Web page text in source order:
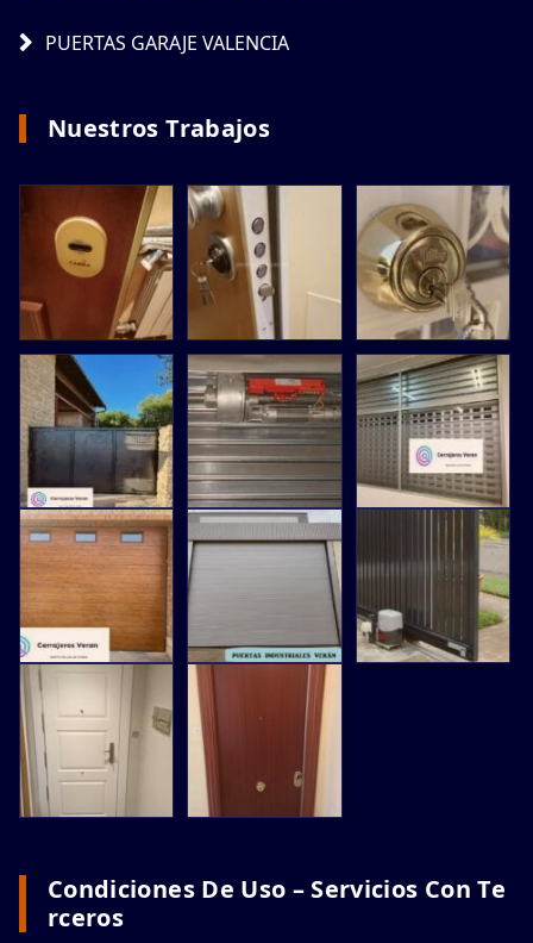
PUERTAS GARAJE VALENCIA
Nuestros Trabajos
Condiciones De Uso – Servicios Con Te
Rceros